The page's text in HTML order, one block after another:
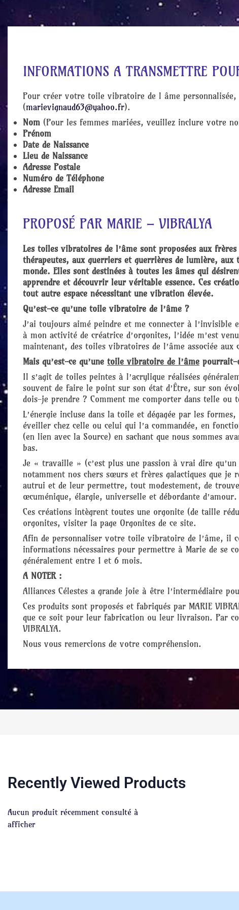
INFORMATIONS A TRANSMETTRE
Pour créer votre toile vibratoire de l âme
(marievignaud63@yahoo.fr).
Nom (Pour les femmes mariées, veuillez inclure votre
Prénom
Date de Naissance
Lieu de Naissance
Adresse Postale
Numéro de Téléphone
Adresse Email
PROPOSÉ PAR MARIE – VIBRALYA
Les toiles vibratoires de l’âme sont proposées aux
thérapeutes, aux guerriers et guerrières de lumière,
monde. Elles sont destinées à toutes les âmes qui
apprendre et découvrir leur véritable essence. Ces
tout autre espace nécessitant une vibration élevée.
Qu’est-ce qu’une toile vibratoire de l’âme ?
J’ai toujours aimé peindre et me connecter à
à mon activité de créatrice d’orgonites, l’idée m’est
maintenant, des toiles vibratoires de l’âme associée
Mais qu’est-ce qu’une toile vibratoire de l’âme pourrait-
Il s’agit de toiles peintes à l’acrylique réalisées
souvent de faire le point sur son état d’Être, sur son
dois-je prendre ? Comment me comporter dans telle ou
L’énergie incluse dans la toile et dégagée par les
éveiller chez celle ou celui qui l’a commandée, en
(en lien avec la Source) en sachant que nous sommes
bas.
Je « travaille » (c’est plus une passion à vrai dire
notamment nos chers sœurs et frères galactiques que je
autrui et de leur permettre, tout modestement, de
œcuménique, élargie, universelle et débordante d’amour.
Ces créations intègrent toutes une orgonite (de taille
orgonites, visiter la page Orgonites de ce site.
Afin de personnaliser votre toile vibratoire de l’âme, il
informations nécessaires pour permettre à Marie de se
généralement entre 1 et 6 mois.
A NOTER :
Alliances Célestes a grande joie à être l’intermédiaire
Ces produits sont proposés et fabriqués par MARIE
que ce soit pour leur fabrication ou leur livraison. Par
VIBRALYA.
Nous vous remercions de votre compréhension.
Recently Viewed Products
Aucun produit récemment consulté à
afficher